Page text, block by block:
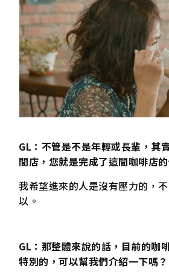
GL：不管是不是年輕或長輩，其
間店，您就是完成了這間咖啡店
我希望進來的人是沒有壓力的，
以。
GL ： 那整體來說的話，目前的咖
特別的，可以幫我們介紹一下嗎？